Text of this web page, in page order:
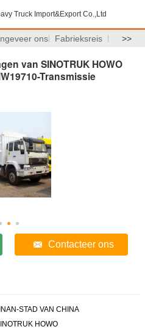
Truck Import&Export Co.,Ltd
ons Fabrieksreis >>
van SINOTRUK HOWO
Transmissie
Contacteer ons
STAD VAN CHINA
HOWO